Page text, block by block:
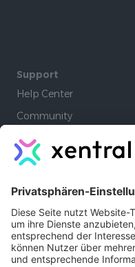
Support
Help Center
Community
Academy
Lernpfade
Company
Autoren
Jobs
Kontakt